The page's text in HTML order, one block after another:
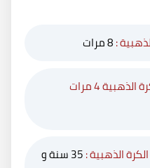
:8 مرات
🏅 اللاعب الوحيد الذي حقق الكرة الذهبية 4 مرات
الذهبية :
35 سنة و